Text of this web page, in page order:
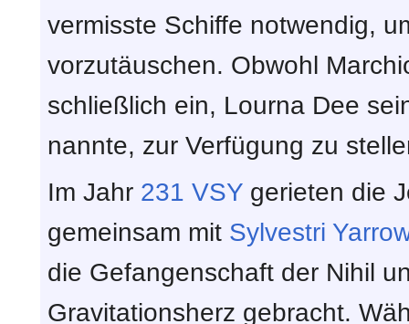
vermisste Schiffe notwendig,
vorzutäuschen. Obwohl
schließlich ein, Lourna Dee
nannte, zur Verfügung zu
Im Jahr 231 VSY gerieten die
gemeinsam mit Sylvestri Yarrow
die Gefangenschaft der Nihil
Gravitationsherz gebracht.